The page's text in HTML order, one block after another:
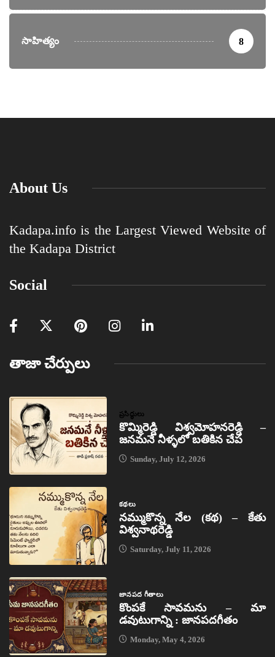
సాహిత్యం 8
About Us
Kadapa.info is the Largest Viewed Website of
the Kadapa District
Social
తాజా చేర్పులు
ప్రసిద్ధులు
కొమ్మిరెడ్డి విశ్వమోహనరెడ్డి –
జనమనే నీళ్ళలో బతికిన చేప
Sunday, July 12, 2026
కథలు
నమ్ముకొన్న నేల (కథ) – కేతు
విశ్వనాథరెడ్డి
Saturday, July 11, 2026
జానపద గీతాలు
కొంపకే సావమను – మా
డవుటుగాన్ని : జానపదగీతం
Monday, May 4, 2026